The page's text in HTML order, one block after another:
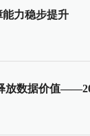
力稳步提升
放数据价值